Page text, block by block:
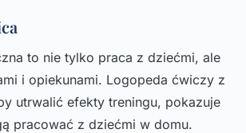
to nie tylko praca z dziećmi, ale
i opiekunami. Logopeda ćwiczy z
utrwalić efekty treningu, pokazuje
pracować z dziećmi w domu.